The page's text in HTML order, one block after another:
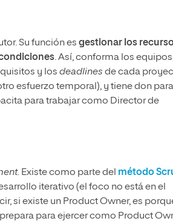
Su función es gestionar los
. Así, conforma los
y los deadlines de cada
esfuerzo temporal), y tiene don
para trabajar como Director de
Existe como parte del método
iterativo (el foco no está en el
si existe un Product Owner, es
para ejercer como Product